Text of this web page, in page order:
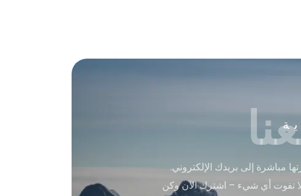
مباشرة إلى بريدك الإلكتروني.
تفوت أي شيء – اشترك الآن وكن